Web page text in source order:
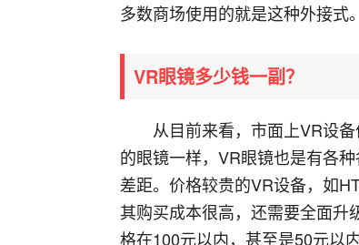
多数商场使用的就是这种外接式。
VR眼镜多少钱一副？
从目前来看，市面上VR设
的眼镜一样，VR眼镜也是有各
差距。价格较贵的VR设备，如
其购买成本很高，还需要全面
格在100元以内，甚至是50元以